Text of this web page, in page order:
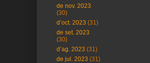
de nov. 2023
(30)
d’oct. 2023 (31)
de set. 2023
(30)
d’ag. 2023 (31)
de jul. 2023 (31)